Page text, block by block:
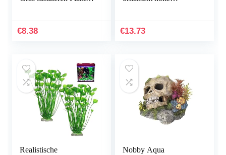
Aquarium Groen
€8.38
onderwater decoratie
€13.73
Realistische
Nobby Aqua